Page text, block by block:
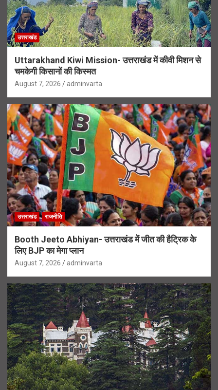
उत्तराखंड
Uttarakhand Kiwi Mission- उत्तराखंड में कीवी मिशन से
चमकेगी किसानों की किस्मत
August 7, 2026 adminvarta
उत्तराखंड राजनीति
Booth Jeeto Abhiyan- उत्तराखंड में जीत की हैट्रिक के
लिए BJP का मेगा प्लान
August 7, 2026 adminvarta